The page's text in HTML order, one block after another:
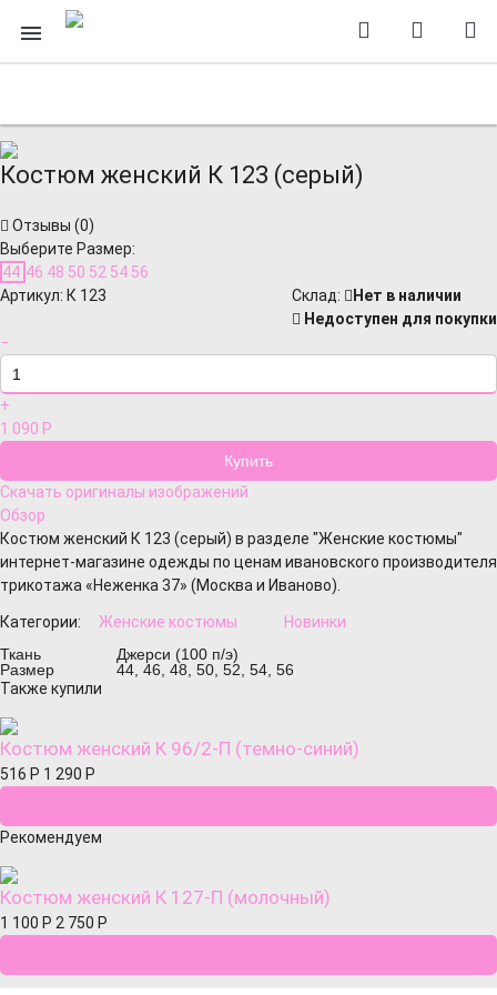
Костюм женский К 123 (серый)
Отзывы (0)
Выберите Размер:
44 46 48 50 52 54 56
Артикул: К 123 Cклад:
Нет в наличии
Недоступен для покупки
−
+
1 090 Р
Скачать оригиналы изображений
Обзор
Костюм женский К 123 (серый) в разделе "Женские костюмы"
интернет-магазине одежды по ценам ивановского производителя
трикотажа «Неженка 37» (Москва и Иваново).
Категории: Женские костюмы
Новинки
Ткань
Джерси (100 п/э)
Размер
44, 46, 48, 50, 52, 54, 56
Также купили
Костюм женский К 96/2-П (темно-синий)
516 Р 1 290 Р
Рекомендуем
Костюм женский К 127-П (молочный)
1 100 Р 2 750 Р